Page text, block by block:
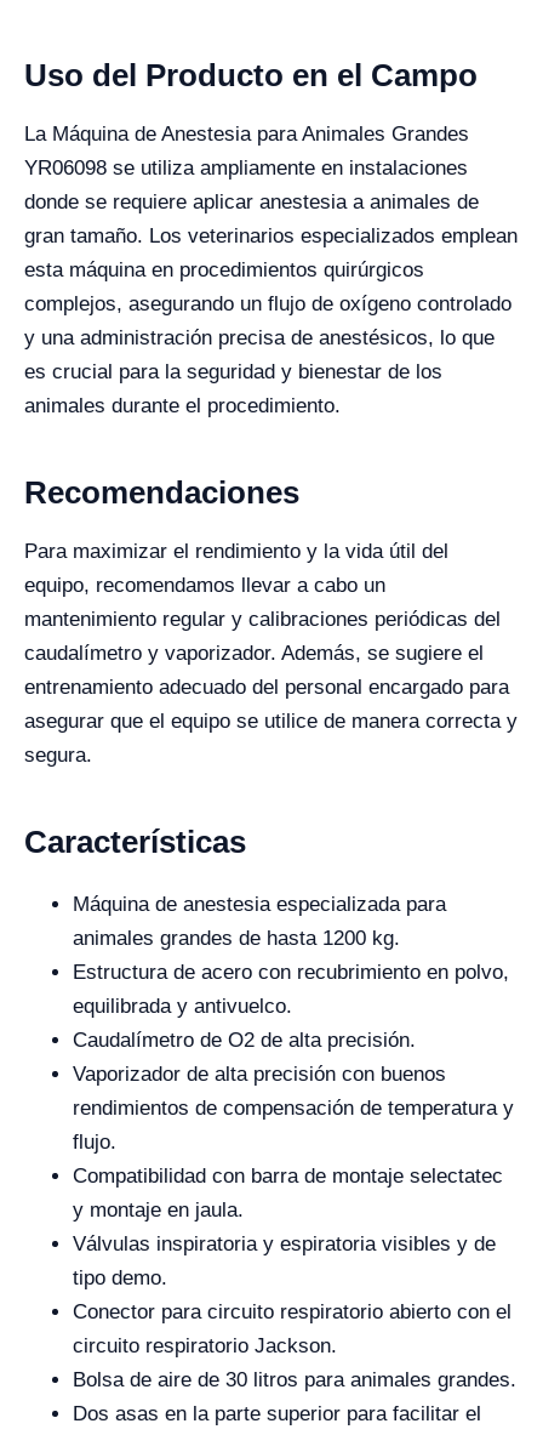
Uso del Producto en el Campo
La Máquina de Anestesia para Animales Grandes
YR06098 se utiliza ampliamente en instalaciones
donde se requiere aplicar anestesia a animales de
gran tamaño. Los veterinarios especializados emplean
esta máquina en procedimientos quirúrgicos
complejos, asegurando un flujo de oxígeno controlado
y una administración precisa de anestésicos, lo que
es crucial para la seguridad y bienestar de los
animales durante el procedimiento.
Recomendaciones
Para maximizar el rendimiento y la vida útil del
equipo, recomendamos llevar a cabo un
mantenimiento regular y calibraciones periódicas del
caudalímetro y vaporizador. Además, se sugiere el
entrenamiento adecuado del personal encargado para
asegurar que el equipo se utilice de manera correcta y
segura.
Características
Máquina de anestesia especializada para
animales grandes de hasta 1200 kg.
Estructura de acero con recubrimiento en polvo,
equilibrada y antivuelco.
Caudalímetro de O2 de alta precisión.
Vaporizador de alta precisión con buenos
rendimientos de compensación de temperatura y
flujo.
Compatibilidad con barra de montaje selectatec
y montaje en jaula.
Válvulas inspiratoria y espiratoria visibles y de
tipo demo.
Conector para circuito respiratorio abierto con el
circuito respiratorio Jackson.
Bolsa de aire de 30 litros para animales grandes.
Dos asas en la parte superior para facilitar el